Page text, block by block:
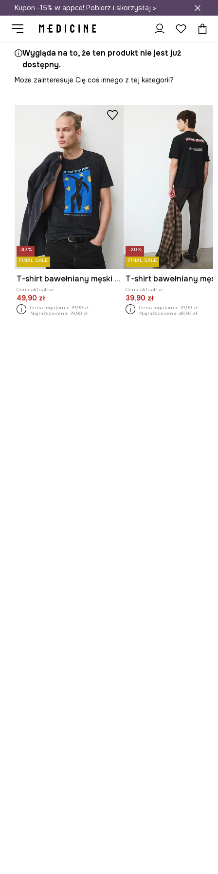
Darmowa dostawa do salonów
Kupon -15% w appce! Pobierz i skorzystaj »
Wygląda na to, że ten produkt nie jest już
dostępny.
Może zainteresuje Cię coś innego z tej kategorii?
-37%
FINAL SALE
T-shirt bawełniany męski z kolekcji Eviva L'arte
Cena aktualna:
49,90 zł
Cena regularna: 79,90 zł
Najniższa cena: 79,90 zł
-20%
FINAL SALE
Cena aktualna:
39,90 zł
Cena regularna: 79,90 zł
Najniższa cena: 49,90 zł